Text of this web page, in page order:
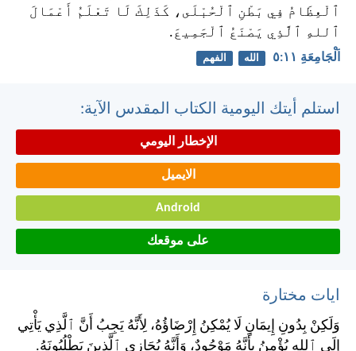
ٱلْعِظَامُ فِي بَطْنِ ٱلْحُبْلَى، كَذَلِكَ لَا تَعْلَمُ أَعْمَالَ
ٱللهِ ٱلَّذِي يَصْنَعُ ٱلْجَمِيعَ.
اَلْجَامِعَةِ ١١:‏٥ الله الفهم
استلم أيتك اليومية الكتاب المقدس الآية:
الإخطار اليومي
الايميل
Android
على موقعك
ايات مختارة
وَلَكِنْ بِدُونِ إِيمَانٍ لَا يُمْكِنُ إِرْضَاؤُهُ، لِأَنَّهُ يَجِبُ أَنَّ ٱلَّذِي يَأْتِي
إِلَى ٱللهِ يُؤْمِنُ بِأَنَّهُ مَوْجُودٌ، وَأَنَّهُ يُجَازِي ٱلَّذِينَ يَطْلُبُونَهُ.